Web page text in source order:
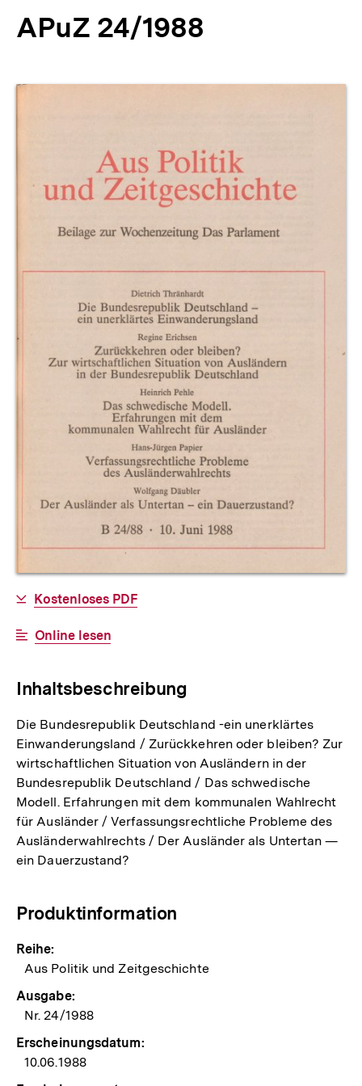
APuZ 24/1988
Allgemeine
Informationen
Download-
Kostenloses PDF
Interner
Online lesen
Inhaltsbeschreibung
Die Bundesrepublik Deutschland -ein unerklärtes
Einwanderungsland / Zurückkehren oder bleiben? Zur
wirtschaftlichen Situation von Ausländern in der
Bundesrepublik Deutschland / Das schwedische
Modell. Erfahrungen mit dem kommunalen Wahlrecht
für Ausländer / Verfassungsrechtliche Probleme des
Ausländerwahlrechts / Der Ausländer als Untertan —
ein Dauerzustand?
Produktinformation
Reihe:
Aus Politik und Zeitgeschichte
Ausgabe:
Nr. 24/1988
Erscheinungsdatum:
10.06.1988